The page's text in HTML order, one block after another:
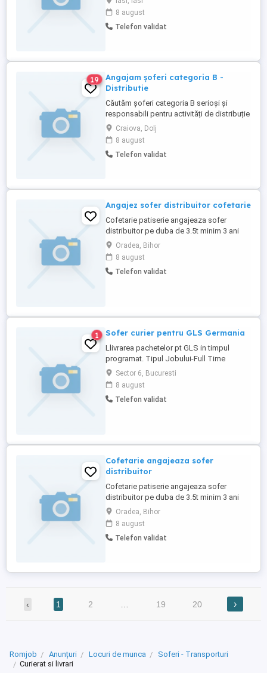
dinamice și stabile. Contact Whapp: O7 31
- 894 - 138 Descrierea activității: Distribuția
se face pentru: colete mici (sub 3 kg
8 august
Telefon validat
19
Angajam șoferi categoria B -
Distributie
Căutăm șoferi categoria B serioși și
responsabili pentru activități de distribuție
materiale ușoare, în cadrul unei echipe
dinamice și stabile. Contact Whapp: O7 31
- 894 - 138 Descrierea activității: Distribuția
se face pentru: colete mici (sub 3 kg
Craiova, Dolj
8 august
Telefon validat
Angajez sofer distribuitor cofetarie
Cofetarie patiserie angajeaza sofer
distribuitor pe duba de 3.5t minim 3 ani
permis, muncitor, serios si descurcaret,
23-30 ani numarul maxim livrari pe zi 30.
contract de munca orar lunii vineri
program de la 7 la 16 salar 3400 fara
Oradea, Bihor
8 august
Telefon validat
1 Sofer curier pentru GLS Germania
Llivrarea pachetelor pt GLS in timpul
programat. Tipul Jobului-Full Time
Salariu; 2000 - 2250 EUR pe lună Cerințe:
Experienta nu este necesara, dar
constituie un avantaj; Permis de coducere
cat B; (vechime min 1 an) Limba engleza
Sector 6, Bucuresti
8 august
Telefon validat
Cofetarie angajeaza sofer
distribuitor
Cofetarie patiserie angajeaza sofer
distribuitor pe duba de 3.5t minim 3 ani
permis, muncitor, serios si descurcaret,
23-30 ani numarul maxim livrari pe zi 30.
contract de munca orar lunii vineri
program de la 7 la 16 salar 3200 fara
Oradea, Bihor
8 august
Telefon validat
‹ 1 2 19 20 ›
Romjob Anunțuri Locuri de munca
Soferi - Transporturi
Curierat si livrari